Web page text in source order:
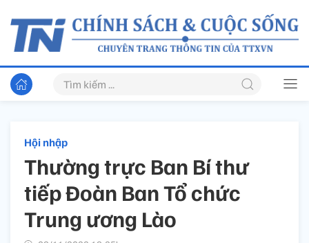
Hội nhập
Thường trực Ban Bí thư
tiếp Đoàn Ban Tổ chức
Trung ương Lào